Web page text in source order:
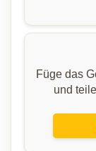
Füge das
und